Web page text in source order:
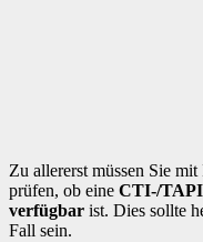
Zu allererst müssen Sie
prüfen, ob eine CTI-/
verfügbar ist. Dies sollte
Fall sein.